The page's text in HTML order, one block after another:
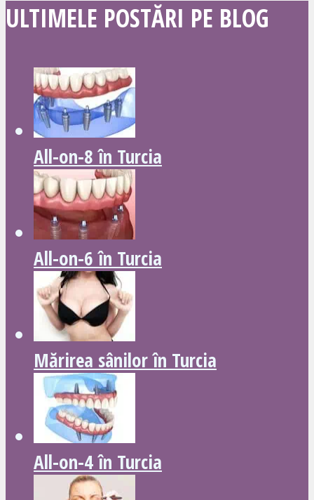
ULTIMELE POSTĂRI PE BLOG
All-on-8 în Turcia
All-on-6 în Turcia
Mărirea sânilor în Turcia
All-on-4 în Turcia